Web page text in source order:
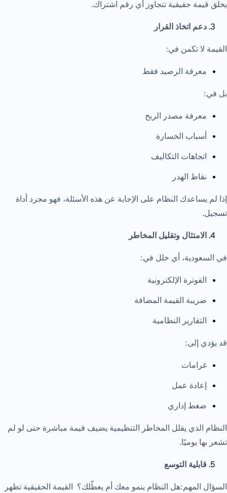
يخلق قيمة حقيقية تتجاوز أي رقم اشتراك.
دعم اتخاذ القرار
القيمة لا تكمن في:
معرفة الرصيد فقط
بل في:
معرفة مصدر الربح
أسباب الخسارة
اتجاهات التكاليف
نقاط الهدر
إذا لم يساعدك النظام على الإجابة عن هذه الأسئلة، فهو مجرد أداة
تسجيل.
الامتثال وتقليل المخاطر
في السعودية، أي خلل في:
الفوترة الإلكترونية
ضريبة القيمة المضافة
التقارير النظامية
قد يؤدي إلى:
غرامات
إعادة عمل
ضغط إداري
النظام الذي يقلل المخاطر التنظيمية يضيف قيمة مباشرة حتى لو لم
تشعر بها يوميًا.
قابلية التوسع
السؤال المهم:هل النظام ينمو معك أم يعطّلك؟ القيمة الحقيقية تظهر